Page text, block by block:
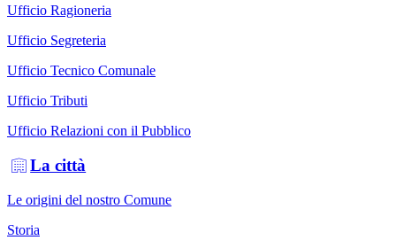
Ufficio Ragioneria
Ufficio Segreteria
Ufficio Tecnico Comunale
Ufficio Tributi
Ufficio Relazioni con il Pubblico
La città
Le origini del nostro Comune
Storia